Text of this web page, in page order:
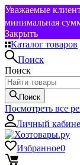
Уважаемые
минимальная
Закрыть
Каталог товаров
Поиск
Поиск
Поиск
Посмотреть все
Личный
Избранное0